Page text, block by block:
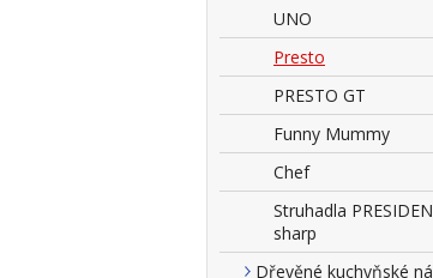
UNO
Presto
PRESTO GT
Funny Mummy
Chef
Struhadla
sharp
Dřevěné kuchyňské